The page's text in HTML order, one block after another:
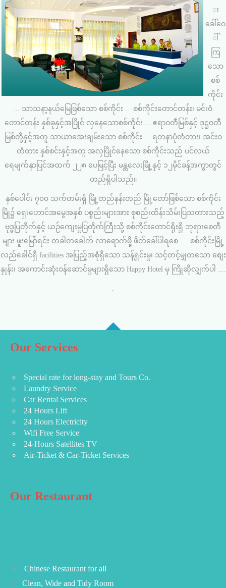
း
ခေါ်ဝေ
ါ်
ကြ
သော
စစ်
ကိုင်း
... သာသနာ့နယ်မြေဖြစ်သော စစ်ကိုင်း .. စစ်ကိုင်းတောင်တန်း၊ မင်းဝံ
တောင်တန်း နှစ်ခုနှင့်အပြိုင် လှနေသောစစ်ကိုင်း.... ဧရာဝတီမြစ်နှင့် ဒုဋ္ဌဝတီ
မြစ်တို့နှင့်အတူ သာယာအေးချမ်းသော စစ်ကိုင်း ... ရတနာပုံတံတား၊ အင်းဝ
တံတား နှစ်စင်းနှင့်အတူ အလှပြိုင်နေသော စစ်ကိုင်းသည် ပင်လယ်
ရေမျက်နှာပြင်အထက် ၂၂၈ ပေမြင့်ပြီး မန္တလေးမြို့နှင့် ၁၂မိုင်ခန့်အကွာတွင်
တည်ရှိပါသည်။
နှစ်ပေါင်း ၇၀၀ သက်တမ်းရှိ မြို့တည်နန်းတည် မြို့တော်ဖြစ်သော စစ်ကိုင်း
မြို၌ ရှေးဟောင်အမွေအနှစ် ပစ္စည်းများအား စုစည်းထိန်းသိမ်းပြသတားသည့်
ဗုဒ္ဓပြတိုက်နှင့် ယဉ်ကျေးမှုပြတိုက်ကြီးသို့ စစ်ကိုင်းတောင်ရိုးရှိ ဘုရားစေတီ
များ ဖူးမြော်ရင်း တခါတခေါက် လာရောက်ဖို့ ဖိတ်ခေါ်ပါရစေ ... စစ်ကိုင်းမြို့
လည်ခေါင်ရှိ facilities အပြည့်အစုံရှိသော သန့်ရှင်းမှု၊ သင့်တင့်မျှတသော စျေး
နှုန်း၊ အကောင်းဆုံးဝန်ဆောင်မှုများရှိသော Happy Hotel မှ ကြိုဆိုလျှက်ပါ ....
Our Services
Special rate for long-stay and Tours Co.
Laundry Service
Car Rental Services
24 Hours Lift
24 Hours Electricity
Wifi Free Service
24-Hours Satellites TV
Air-Ticket & Car-Ticket Services
Our Restaurant
Chinese Restaurant for all
Clean, Wide and Tidy Room